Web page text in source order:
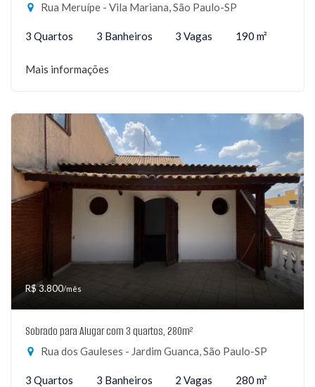
Rua Meruípe - Vila Mariana, São Paulo-SP
3 Quartos 3 Banheiros 3 Vagas 190 m²
Mais informações
R$ 3.800/mês
Sobrado para Alugar com 3 quartos, 280m²
Rua dos Gauleses - Jardim Guanca, São Paulo-SP
3 Quartos 3 Banheiros 2 Vagas 280 m²